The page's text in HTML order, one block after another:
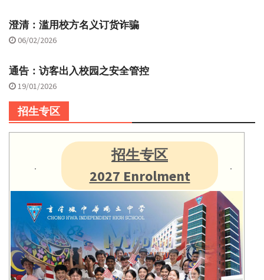
澄清：滥用校方名义订货诈骗
06/02/2026
通告：访客出入校园之安全管控
19/01/2026
招生专区
招生专区
2027 Enrolment